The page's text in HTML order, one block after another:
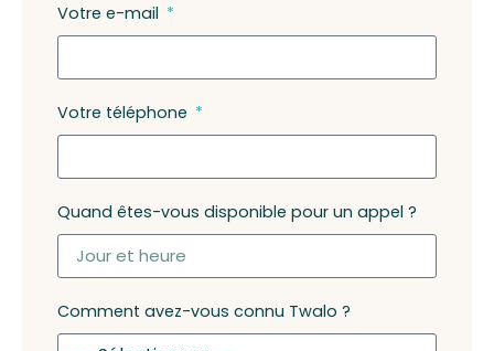
Votre e-mail
Votre téléphone
Quand êtes-vous disponible pour un appel ?
Comment avez-vous connu Twalo ?